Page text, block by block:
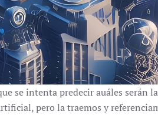
se intenta predecir auáles serán
pero la traemos y